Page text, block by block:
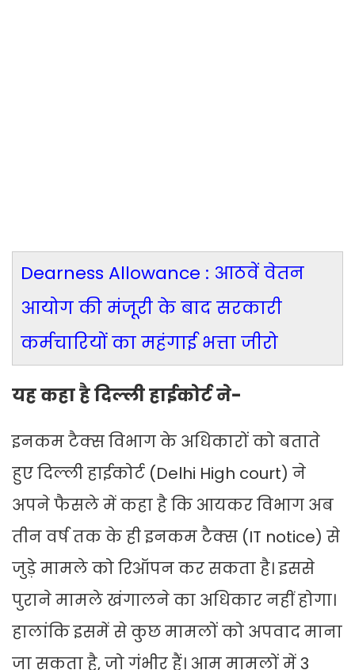
Dearness Allowance : आठवें वेतन
आयोग की मंजूरी के बाद सरकारी
कर्मचारियों का महंगाई भत्ता जीरो
यह कहा है दिल्ली हाईकोर्ट ने-
इनकम टैक्स विभाग के अधिकारों को बताते
हुए दिल्ली हाईकोर्ट (Delhi High court) ने
अपने फैसले में कहा है कि आयकर विभाग अब
तीन वर्ष तक के ही इनकम टैक्स (IT notice) से
जुड़े मामले को रिऑपन कर सकता है। इससे
पुराने मामले खंगालने का अधिकार नहीं होगा।
हालांकि इसमें से कुछ मामलों को अपवाद माना
जा सकता है, जो गंभीर हैं। आम मामलों में 3